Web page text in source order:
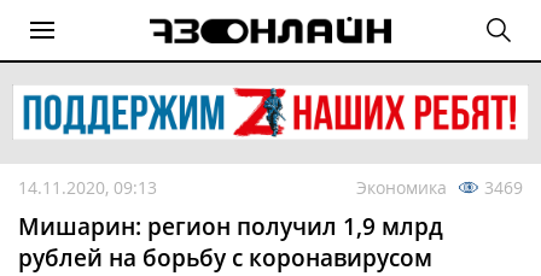
14.11.2020, 09:13 Экономика 3469
Мишарин: регион получил 1,9 млрд
рублей на борьбу с коронавирусом